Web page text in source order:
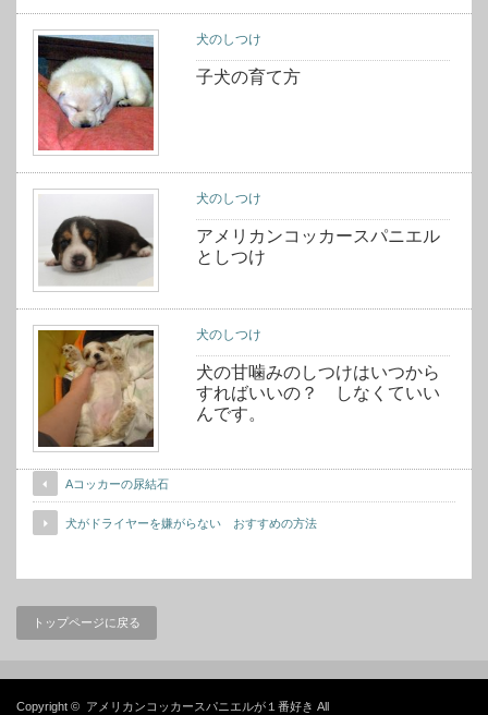
犬のしつけ
子犬の育て方
犬のしつけ
アメリカンコッカースパニエル
としつけ
犬のしつけ
犬の甘噛みのしつけはいつから
すればいいの？ しなくていい
んです。
Aコッカーの尿結石
犬がドライヤーを嫌がらない おすすめの方法
トップページに戻る
Copyright © アメリカンコッカースパニエルが１番好き All